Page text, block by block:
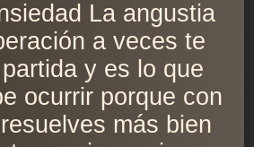
La angustia
a veces te
y es lo que
ocurrir porque con
más bien